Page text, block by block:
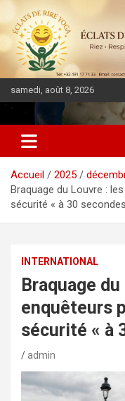
samedi, août 8, 2026
DIASPORA
Accueil 2025
Braquage du Louvre :
sécurité « à 30
INTERNATIONAL
Braquage
enquêteurs
sécurité « à
admin